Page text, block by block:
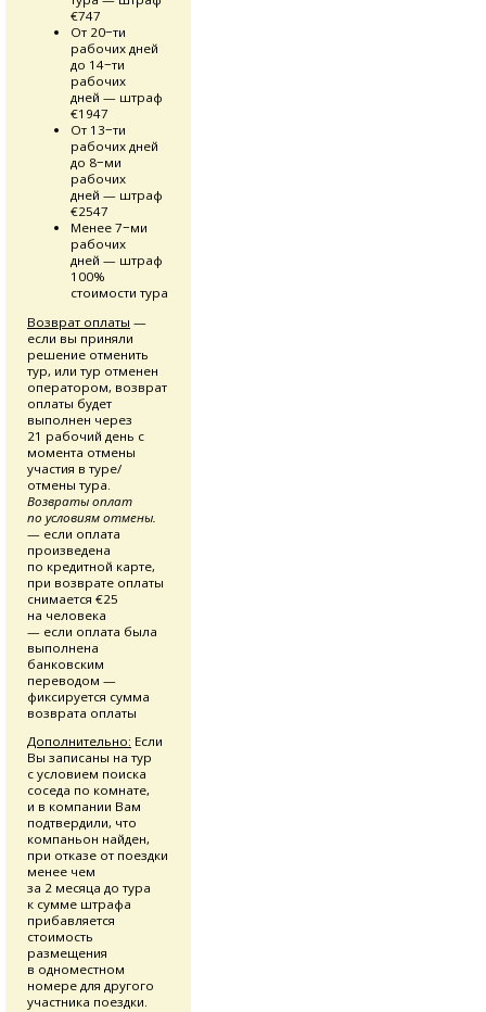
€747
От 20−ти
рабочих дней
до 14−ти
рабочих
дней — штраф
€1947
От 13−ти
рабочих дней
до 8−ми
рабочих
дней — штраф
€2547
Менее 7−ми
рабочих
дней — штраф
100%
стоимости тура
Возврат оплаты —
если вы приняли
решение отменить
тур, или тур отменен
оператором, возврат
оплаты будет
выполнен через
21 рабочий день с
момента отмены
участия в туре/
отмены тура.
Возвраты оплат
по условиям отмены.
— если оплата
произведена
по кредитной карте,
при возврате оплаты
снимается €25
на человека
— если оплата была
выполнена
банковским
переводом —
фиксируется сумма
возврата оплаты
Дополнительно: Если
Вы записаны на тур
с условием поиска
соседа по комнате,
и в компании Вам
подтвердили, что
компаньон найден,
при отказе от поездки
менее чем
за 2 месяца до тура
к сумме штрафа
прибавляется
стоимость
размещения
в одноместном
номере для другого
участника поездки.